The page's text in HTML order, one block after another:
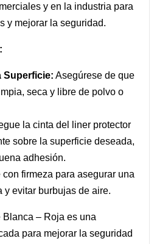
y en la industria para
y mejorar la seguridad.
Superficie: Asegúrese de que
seca y libre de polvo o
la cinta del liner protector
sobre la superficie deseada,
adhesión.
con firmeza para asegurar una
y evitar burbujas de aire.
Blanca – Roja es una
para mejorar la seguridad